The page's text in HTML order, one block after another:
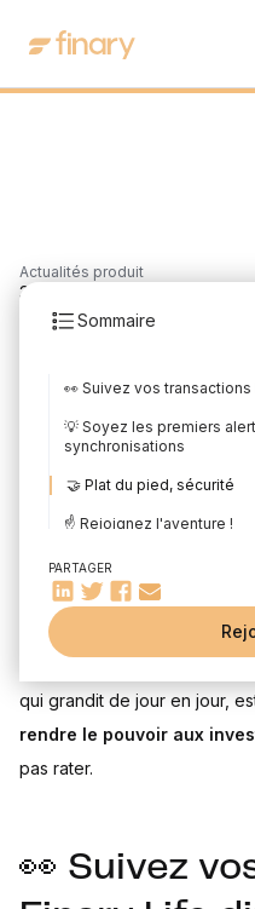
Actualités produit
Sommaire
👀 Suivez vos
💡 Soyez les premiers
synchronisations
🤝 Plat du pied, sécurité
☝️ Rejoignez l'aventure !
PARTAGER
3
Rédigé parMounir Laggoune
Le mois de septembre a été
annonces : entre notre
qui grandit de jour en jour,
rendre le pouvoir aux
pas rater.
👀 Suivez